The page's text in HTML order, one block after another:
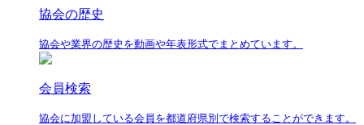
協会の歴史
協会や業界の歴史を動画や年表形式でまとめています。
会員検索
協会に加盟している会員を都道府県別で検索することができます。